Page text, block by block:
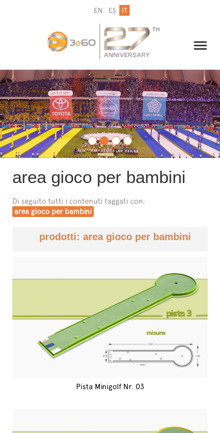
EN ES IT
IL GRUPPO
NEWSLETTER
CONTATTI
area gioco per bambini
Di seguito tutti i contenuti taggati con:
area gioco per bambini
prodotti: area gioco per bambini
Pista Minigolf Nr. 03